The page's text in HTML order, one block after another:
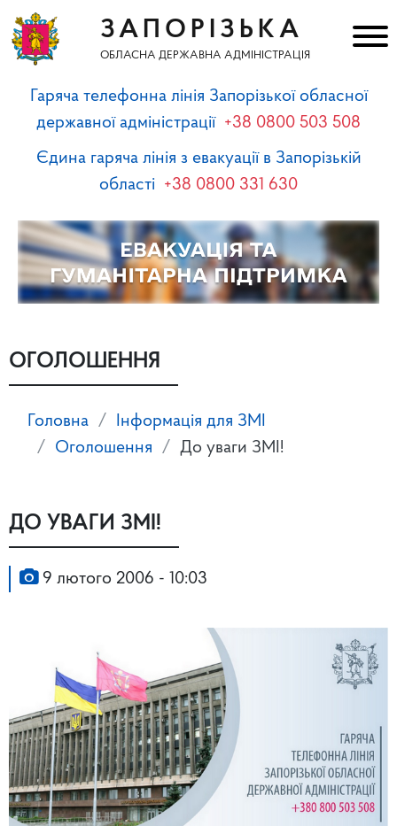
ЗАПОРІЗЬКА
ОБЛАСНА ДЕРЖАВНА АДМІНІСТРАЦІЯ
Гаряча телефонна лінія Запорізької обласної
державної адміністрації +38 0800 503 508
Єдина гаряча лінія з евакуації в Запорізькій
області +38 0800 331 630
ОГОЛОШЕННЯ
Головна
Інформація для ЗМІ
Оголошення
До уваги ЗМІ!
ДО УВАГИ ЗМІ!
9 лютого 2006 - 10:03